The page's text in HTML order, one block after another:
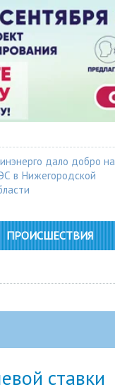
дало добро на
в Нижегородской
ПРОИСШЕСТВИЯ
ставки